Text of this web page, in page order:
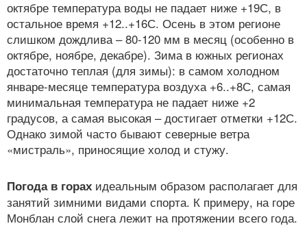
октябре температура воды не падает ниже +19С, в
остальное время +12..+16С. Осень в этом регионе
слишком дождлива – 80-120 мм в месяц (особенно в
октябре, ноябре, декабре). Зима в южных регионах
достаточно теплая (для зимы): в самом холодном
январе-месяце температура воздуха +6..+8С, самая
минимальная температура не падает ниже +2
градусов, а самая высокая – достигает отметки +12С.
Однако зимой часто бывают северные ветра
«мистраль», приносящие холод и стужу.
Погода в горах идеальным образом располагает для
занятий зимними видами спорта. К примеру, на горе
Монблан слой снега лежит на протяжении всего года.